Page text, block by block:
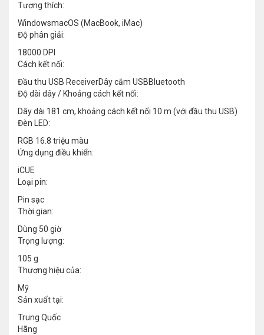
Tương thích:
WindowsmacOS (MacBook, iMac)
Độ phân giải:
18000 DPI
Cách kết nối:
Đầu thu USB ReceiverDây cắm USBBluetooth
Độ dài dây / Khoảng cách kết nối:
Dây dài 181 cm, khoảng cách kết nối 10 m (với đầu thu USB)
Đèn LED:
RGB 16.8 triệu màu
Ứng dụng điều khiển:
iCUE
Loại pin:
Pin sạc
Thời gian:
Dùng 50 giờ
Trọng lượng:
105 g
Thương hiệu của:
Mỹ
Sản xuất tại:
Trung Quốc
Hãng